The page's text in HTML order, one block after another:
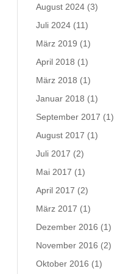
August 2024 (3)
Juli 2024 (11)
März 2019 (1)
April 2018 (1)
März 2018 (1)
Januar 2018 (1)
September 2017 (1)
August 2017 (1)
Juli 2017 (2)
Mai 2017 (1)
April 2017 (2)
März 2017 (1)
Dezember 2016 (1)
November 2016 (2)
Oktober 2016 (1)